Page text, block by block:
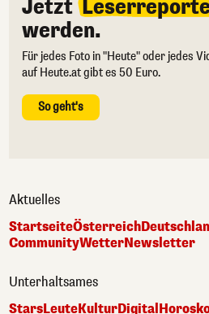
Jetzt
werden.
Für jedes Foto in "Heute" oder jedes
auf Heute.at gibt es 50 Euro.
So geht's
Aktuelles
StartseiteÖsterreich
CommunityWetterNewsletter
Unterhaltsames
StarsLeuteKulturDigital